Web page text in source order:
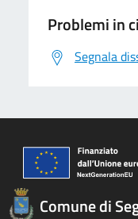
Problemi in
Segnala
Comune di